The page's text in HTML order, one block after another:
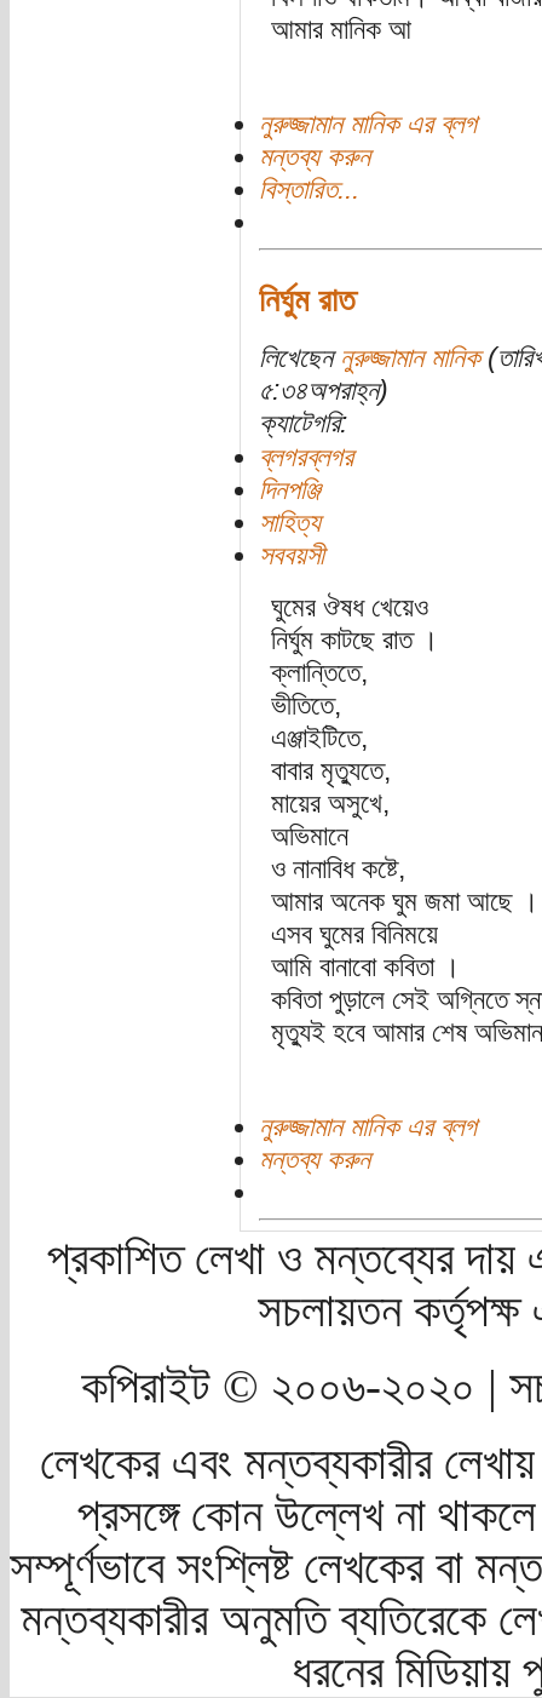
আমার মানিক আ
নুরুজ্জামান মানিক এর ব্লগ
মন্তব্য করুন
বিস্তারিত...
নির্ঘুম রাত
লিখেছেন নুরুজ্জামান মানিক
৫:৩৪অপরাহ্ন)
ক্যাটেগরি:
ব্লগরব্লগর
দিনপঞ্জি
সাহিত্য
সববয়সী
ঘুমের ঔষধ খেয়েও
নির্ঘুম কাটছে রাত ।
ক্লান্তিতে,
ভীতিতে,
এঞ্জাইটিতে,
বাবার মৃত্যুতে,
মায়ের অসুখে,
অভিমানে
ও নানাবিধ কষ্টে,
আমার অনেক ঘুম জমা আছে ।
এসব ঘুমের বিনিময়ে
আমি বানাবো কবিতা ।
কবিতা পুড়ালে সেই অগ্নিতে
মৃত্যুই হবে আমার শেষ
নুরুজ্জামান মানিক এর ব্লগ
মন্তব্য করুন
প্রকাশিত লেখা ও মন্তব্যের দায়
সচলায়তন
কপিরাইট © ২০০৬-২০২০ |
লেখকের এবং মন্তব্যকারীর
প্রসঙ্গে কোন উল্লেখ না
সম্পূর্ণভাবে সংশ্লিষ্ট লেখকের বা
মন্তব্যকারীর অনুমতি ব্যতিরেকে
ধরনের মিডিয়ায়